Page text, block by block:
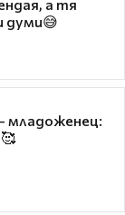
а тя
думи😅
младоженец: